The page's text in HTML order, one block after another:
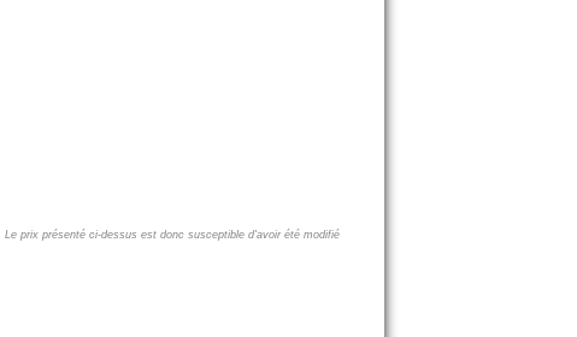
Le prix présenté ci-dessus est donc susceptible d'avoir été modifié